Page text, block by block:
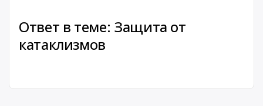
Ответ в теме: Защита от
катаклизмов